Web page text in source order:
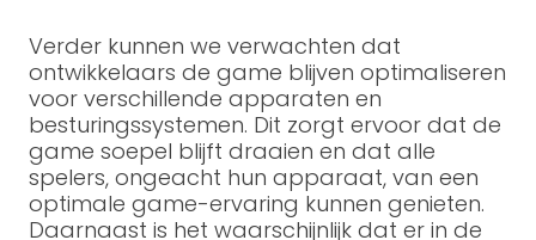
Verder kunnen we verwachten dat
ontwikkelaars de game blijven optimaliseren
voor verschillende apparaten en
besturingssystemen. Dit zorgt ervoor dat de
game soepel blijft draaien en dat alle
spelers, ongeacht hun apparaat, van een
optimale game-ervaring kunnen genieten.
Daarnaast is het waarschijnlijk dat er in de